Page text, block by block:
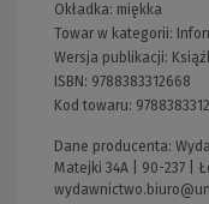
Okładka: miękka
Towar w kategorii:
Wersja publikacji:
ISBN: 9788383312668
Kod towaru:
Dane producenta:
Matejki 34A | 90-237 |